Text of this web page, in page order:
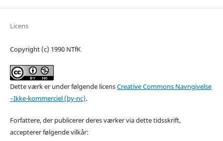
Licens
Copyright (c) 1990 NTfK
Dette værk er under følgende licensCreative Commons Navngivelse
–Ikke-kommerciel (by-nc).
Forfattere, der publicerer deres værker via dette tidsskrift,
accepterer følgende vilkår: